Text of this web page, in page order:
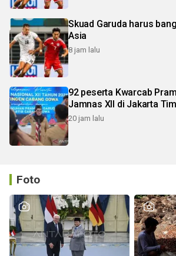
Skuad Garuda harus
Asia
8 jam lalu
92 peserta Kwarcab Pramuka
Jamnas XII di Jakarta
20 jam lalu
Foto